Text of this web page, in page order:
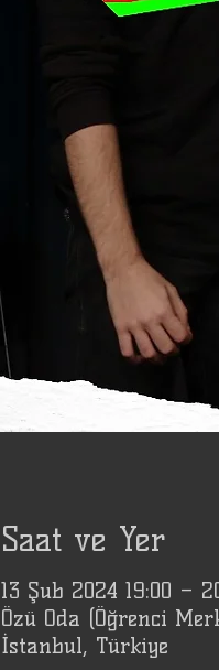
Saat ve Yer
13 Şub 2024 19:00 –
Özü Oda (Öğrenci
İstanbul, Türkiye